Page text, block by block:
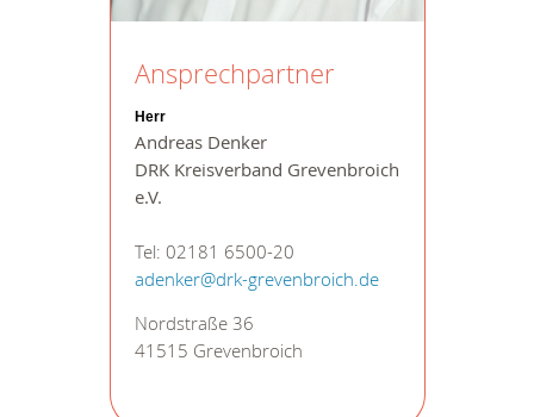
Ansprechpartner
Herr
Andreas Denker
DRK Kreisverband Grevenbroich
e.V.
Tel: 02181 6500-20
adenker@drk-grevenbroich.de
Nordstraße 36
41515 Grevenbroich